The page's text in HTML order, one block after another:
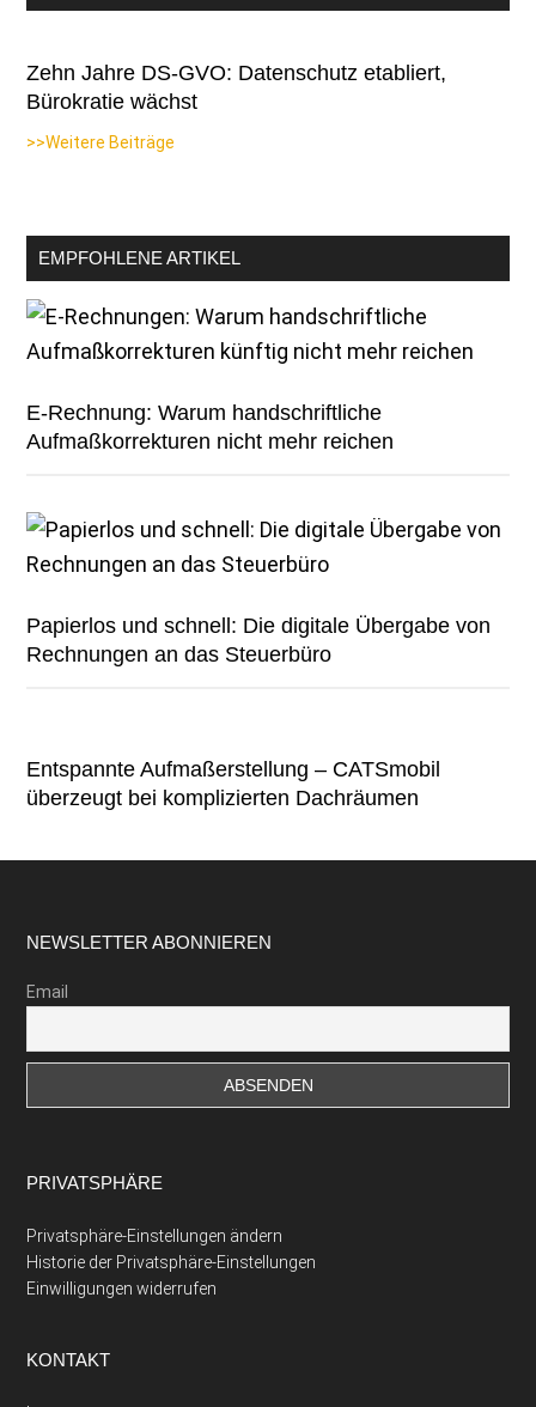
Zehn Jahre DS-GVO: Datenschutz etabliert,
Bürokratie wächst
>>Weitere Beiträge
EMPFOHLENE ARTIKEL
E-Rechnung: Warum handschriftliche
Aufmaßkorrekturen nicht mehr reichen
Papierlos und schnell: Die digitale Übergabe von
Rechnungen an das Steuerbüro
Entspannte Aufmaßerstellung – CATSmobil
überzeugt bei komplizierten Dachräumen
Footer
NEWSLETTER ABONNIEREN
Email
PRIVATSPHÄRE
Privatsphäre-Einstellungen ändern
Historie der Privatsphäre-Einstellungen
Einwilligungen widerrufen
KONTAKT